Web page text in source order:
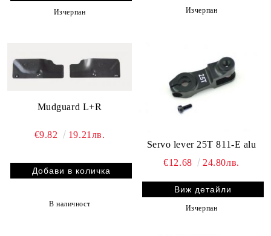
Изчерпан Изчерпан
Mudguard L+R
€9.82 19.21лв.
В наличност
Servo lever 25T 811-E alu
€12.68
24.80лв.
Виж детайли
Изчерпан